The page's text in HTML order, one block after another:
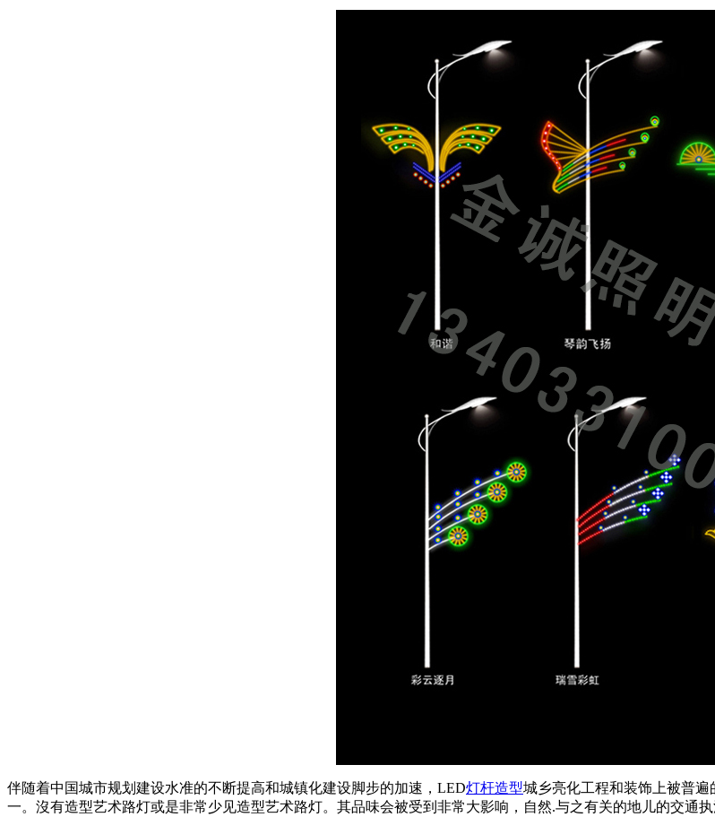
伴随着中国城市规划建设水准的不断提高和城镇化建设脚步的加速，LED灯杆造型城乡亮化工程和装饰上被普
一。沒有造型艺术路灯或是非常少见造型艺术路灯。其品味会被受到非常大影响，自然.与之有关的地儿的交通